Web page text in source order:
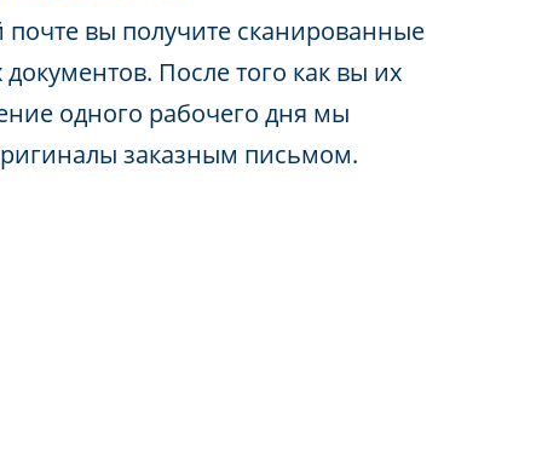
почте вы получите сканированные
После того как вы их
одного рабочего дня мы
заказным письмом.